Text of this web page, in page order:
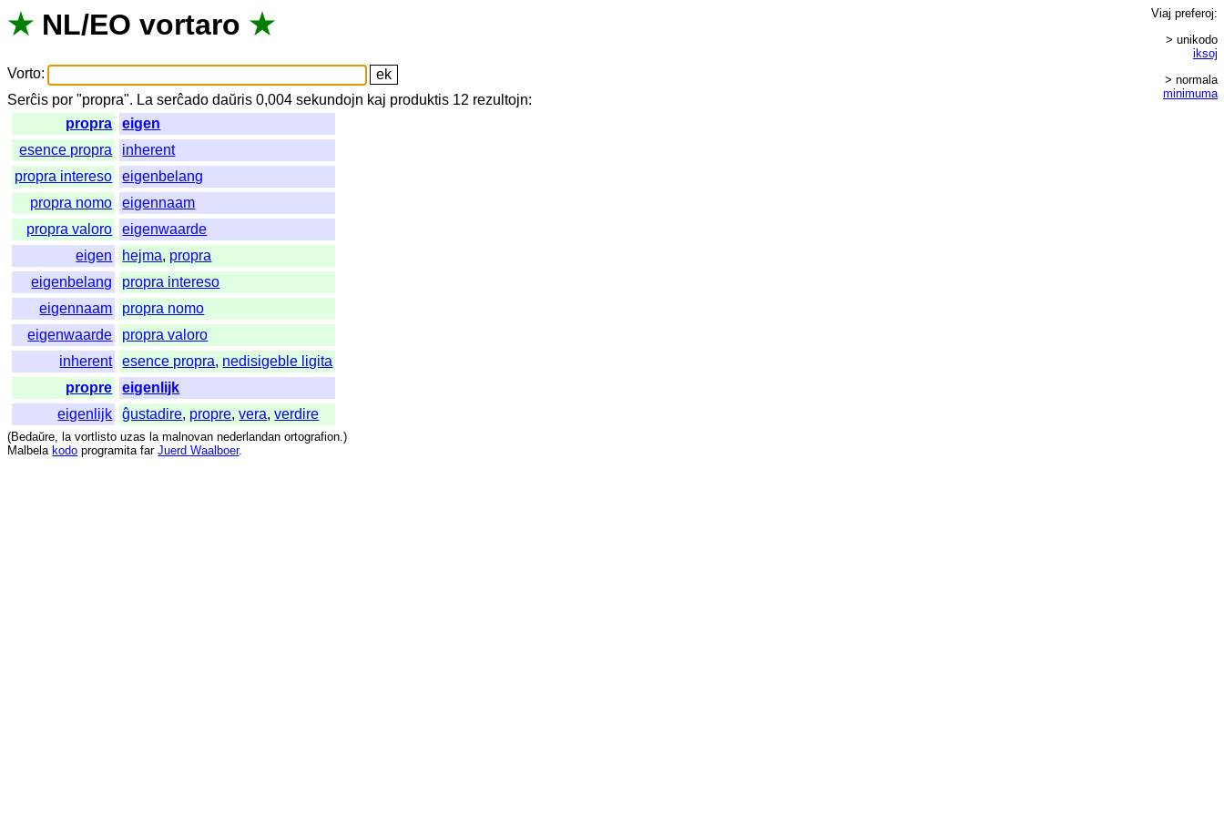
★ NL/EO vortaro ★
Vorto:
Serĉis por "propra". La serĉado daŭris 0,004sekundojn kaj produktis 12 rezultojn:
propra
eigen
esence propra
inherent
propra intereso
eigenbelang
propra nomo
eigennaam
propra valoro
eigenwaarde
eigen
hejma, propra
eigenbelang
propra intereso
eigennaam
propra nomo
eigenwaarde
propra valoro
inherent
esence propra, nedisigeble ligita
propre
eigenlijk
eigenlijk
ĝustadire, propre,vera,verdire
Viaj preferoj:
> unikodo
iksoj
> normala
minimuma
(Bedaŭre, la vortlisto uzas la malnovan nederlandan ortografion.)
Malbela kodo programita far Juerd Waalboer.